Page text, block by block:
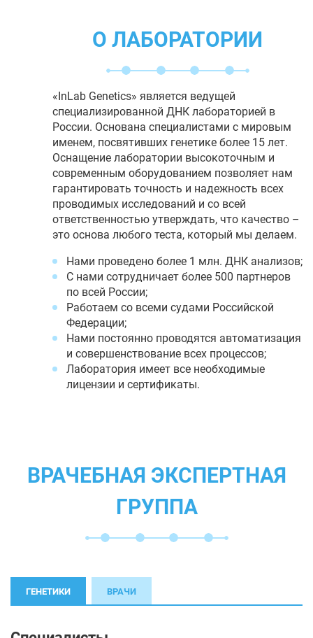
О ЛАБОРАТОРИИ
«InLab Genetics» является ведущей
специализированной ДНК лабораторией в
России. Основана специалистами с мировым
именем, посвятивших генетике более 15 лет.
Оснащение лаборатории высокоточным и
современным оборудованием позволяет нам
гарантировать точность и надежность всех
проводимых исследований и со всей
ответственностью утверждать, что качество –
это основа любого теста, который мы делаем.
Нами проведено более 1 млн. ДНК анализов;
С нами сотрудничает более 500 партнеров
по всей России;
Работаем со всеми судами Российской
Федерации;
Нами постоянно проводятся автоматизация
и совершенствование всех процессов;
Лаборатория имеет все необходимые
лицензии и сертификаты.
ВРАЧЕБНАЯ ЭКСПЕРТНАЯ
ГРУППА
ГЕНЕТИКИ ВРАЧИ